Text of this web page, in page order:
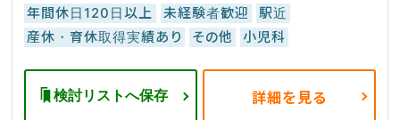
年間休日120日以上 未経験者歓迎
駅近
産休・育休取得実績あり
その他 小児科
検討リストへ保存 詳細を見る